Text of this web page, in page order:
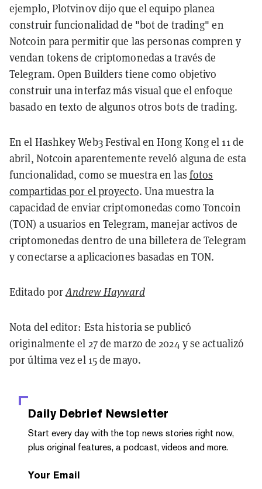
ejemplo, Plotvinov dijo que el equipo planea
construir funcionalidad de "bot de trading" en
Notcoin para permitir que las personas compren y
vendan tokens de criptomonedas a través de
Telegram. Open Builders tiene como objetivo
construir una interfaz más visual que el enfoque
basado en texto de algunos otros bots de trading.
En el Hashkey Web3 Festival en Hong Kong el 11 de
abril, Notcoin aparentemente reveló alguna de esta
funcionalidad, como se muestra en las fotos
compartidas por el proyecto. Una muestra la
capacidad de enviar criptomonedas como Toncoin
(TON) a usuarios en Telegram, manejar activos de
criptomonedas dentro de una billetera de Telegram
y conectarse a aplicaciones basadas en TON.
Editado porAndrew Hayward
Nota del editor: Esta historia se publicó
originalmente el 27 de marzo de 2024 y se actualizó
por última vez el 15 de mayo.
Daily Debrief Newsletter
Start every day with the top news stories right now,
plus original features, a podcast, videos and more.
Your Email